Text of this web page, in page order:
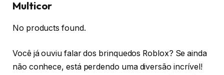
Multicor
No products found.
Você já ouviu falar dos brinquedos Roblox? Se ainda
não conhece, está perdendo uma diversão incrível!